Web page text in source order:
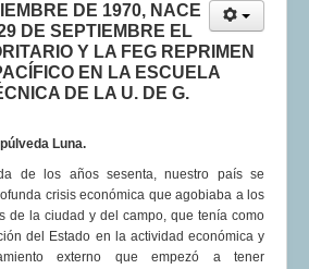
PDF numero de presentación de la
los pueblos
DE 1970, NACE
DE SEPTIEMBRE EL
Y LA FEG REPRIMEN
EN LA ESCUELA
DE LA U. DE G.
Luna.
de los años sesenta, nuestro país se
crisis económica que agobiaba a los
de la ciudad y del campo, que tenía como
del Estado en la actividad económica y
externo que empezó a tener